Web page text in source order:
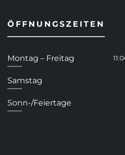
ÖFFNUNGSZEITEN
Montag – Freitag
Samstag
Sonn-/Feiertage